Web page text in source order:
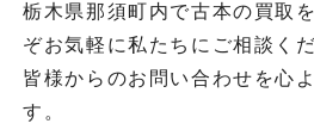
栃木県那須町内で古本の買取
ぞお気軽に私たちにご相談くだ
皆様からのお問い合わせを心
す。